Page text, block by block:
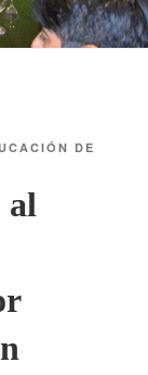
DE
al